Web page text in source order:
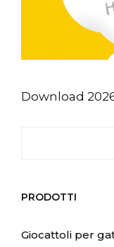
Download
PRODOTTI
Giocattoli per